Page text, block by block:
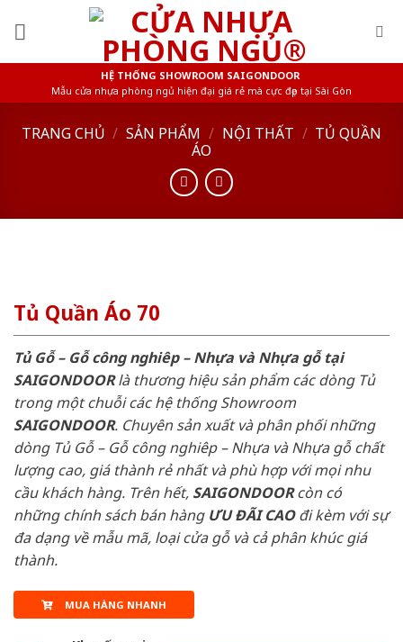
HỆ THỐNG SHOWROOM SAIGONDOOR
Mẫu cửa nhựa phòng ngủ hiện đại giá rẻ mà cực đẹp tại Sài Gòn
TRANG CHỦ / SẢN PHẨM / NỘI THẤT / TỦ QUẦN
ÁO
Tủ Quần Áo 70
Tủ Gỗ – Gỗ công nghiêp – Nhựa và Nhựa gỗ tại
SAIGONDOORlà thương hiệu sản phẩm các dòng Tủ
trong một chuỗi các hệ thống Showroom
SAIGONDOOR. Chuyên sản xuất và phân phối những
dòng Tủ Gỗ – Gỗ công nghiêp – Nhựa và Nhựa gỗ chất
lượng cao, giá thành rẻ nhất và phù hợp với mọi nhu
cầu khách hàng. Trên hết, SAIGONDOORcòn có
những chính sách bán hàng ƯU ĐÃI CAOđi kèm với sự
đa dạng về mẫu mã, loại cửa gỗ và cả phân khúc giá
thành.
MUA HÀNG NHANH